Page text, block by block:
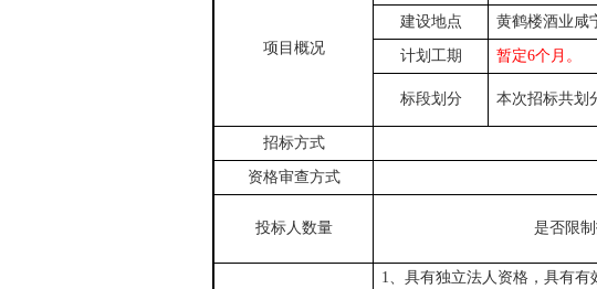
项目概况
建设地点 黄鹤楼酒业咸
计划工期 暂定6个月。
标段划分 本次招标共划
招标方式
资格审查方式
投标人数量 是否限
1、具有独立法人资格，具有有